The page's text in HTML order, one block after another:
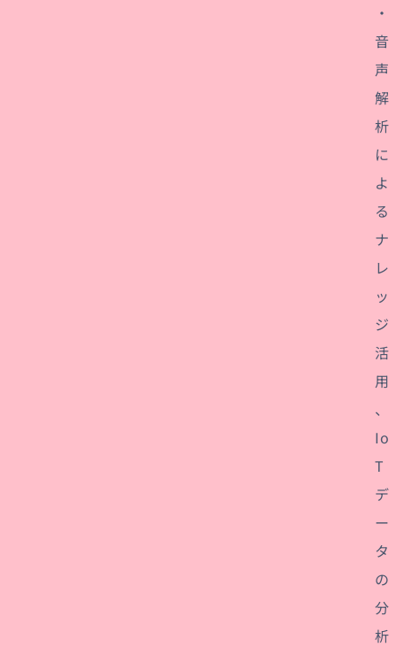
・
音
声
解
析
に
よ
る
ナ
レ
ッ
ジ
活
用
、
Io
T
デ
ー
タ
の
分
析